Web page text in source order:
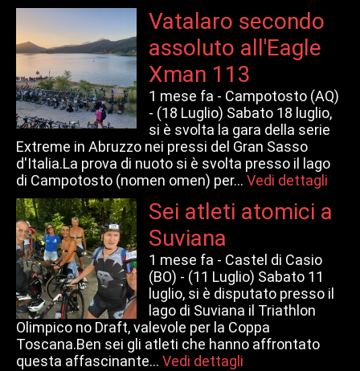
Vatalaro secondo
assoluto all'Eagle
Xman 113
1 mese fa - Campotosto (AQ)
- (18 Luglio) Sabato 18 luglio,
si è svolta la gara della serie
Extreme in Abruzzo nei pressi del Gran Sasso
d'Italia.La prova di nuoto si è svolta presso il lago
di Campotosto (nomen omen) per... Vedi dettagli
Sei atleti atomici a
Suviana
1 mese fa - Castel di Casio
(BO) - (11 Luglio) Sabato 11
luglio, si è disputato presso il
lago di Suviana il Triathlon
Olimpico no Draft, valevole per la Coppa
Toscana.Ben sei gli atleti che hanno affrontato
questa affascinante... Vedi dettagli